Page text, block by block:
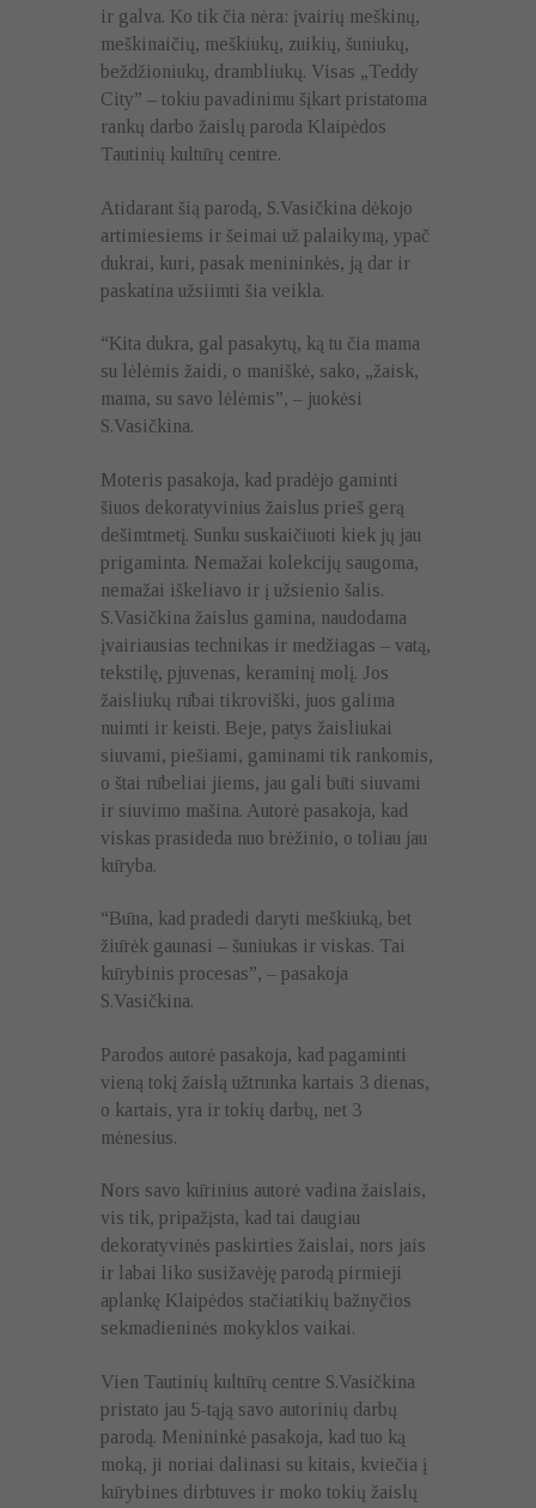
ir galva. Ko tik čia nėra: įvairių meškinų,
meškinaičių, meškiukų, zuikių, šuniukų,
beždžioniukų, drambliukų. Visas „Teddy
City” – tokiu pavadinimu šįkart pristatoma
rankų darbo žaislų paroda Klaipėdos
Tautinių kultūrų centre.
Atidarant šią parodą, S.Vasičkina dėkojo
artimiesiems ir šeimai už palaikymą, ypač
dukrai, kuri, pasak menininkės, ją dar ir
paskatina užsiimti šia veikla.
“Kita dukra, gal pasakytų, ką tu čia mama
su lėlėmis žaidi, o maniškė, sako, „žaisk,
mama, su savo lėlėmis”, – juokėsi
S.Vasičkina.
Moteris pasakoja, kad pradėjo gaminti
šiuos dekoratyvinius žaislus prieš gerą
dešimtmetį. Sunku suskaičiuoti kiek jų jau
prigaminta. Nemažai kolekcijų saugoma,
nemažai iškeliavo ir į užsienio šalis.
S.Vasičkina žaislus gamina, naudodama
įvairiausias technikas ir medžiagas – vatą,
tekstilę, pjuvenas, keraminį molį. Jos
žaisliukų rūbai tikroviški, juos galima
nuimti ir keisti. Beje, patys žaisliukai
siuvami, piešiami, gaminami tik rankomis,
o štai rūbeliai jiems, jau gali būti siuvami
ir siuvimo mašina. Autorė pasakoja, kad
viskas prasideda nuo brėžinio, o toliau jau
kūryba.
“Būna, kad pradedi daryti meškiuką, bet
žiūrėk gaunasi – šuniukas ir viskas. Tai
kūrybinis procesas”, – pasakoja
S.Vasičkina.
Parodos autorė pasakoja, kad pagaminti
vieną tokį žaislą užtrunka kartais 3 dienas,
o kartais, yra ir tokių darbų, net 3
mėnesius.
Nors savo kūrinius autorė vadina žaislais,
vis tik, pripažįsta, kad tai daugiau
dekoratyvinės paskirties žaislai, nors jais
ir labai liko susižavėję parodą pirmieji
aplankę Klaipėdos stačiatikių bažnyčios
sekmadieninės mokyklos vaikai.
Vien Tautinių kultūrų centre S.Vasičkina
pristato jau 5-tąją savo autorinių darbų
parodą. Menininkė pasakoja, kad tuo ką
moką, ji noriai dalinasi su kitais, kviečia į
kūrybines dirbtuves ir moko tokių žaislų